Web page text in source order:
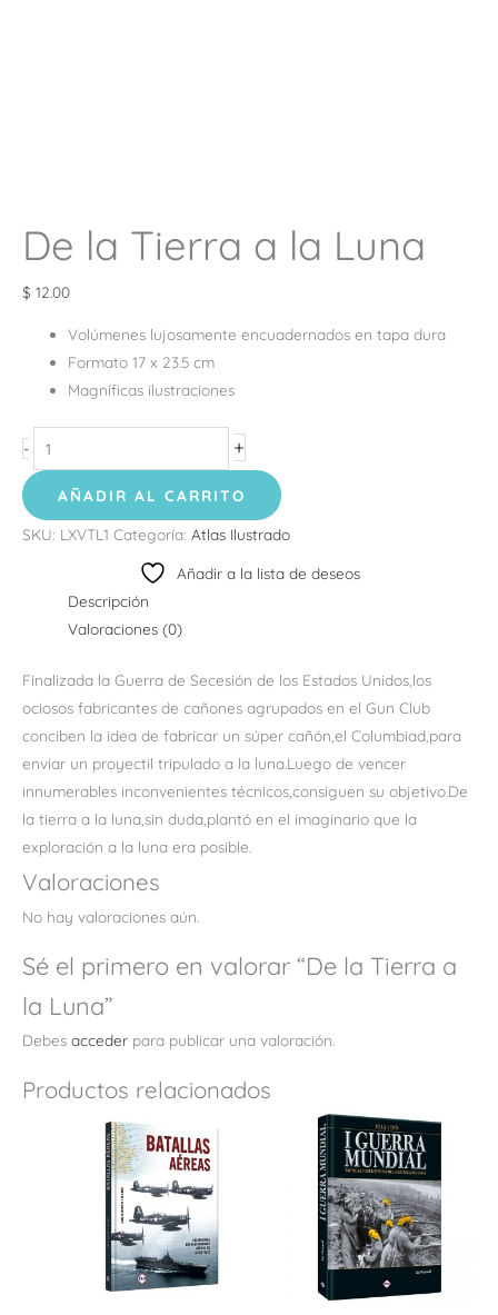
De la Tierra a la Luna
$ 12.00
Volúmenes lujosamente encuadernados en tapa dura
Formato 17 x 23.5 cm
Magníficas ilustraciones
- +
AÑADIR AL CARRITO
SKU: LXVTL1 Categoría: Atlas Ilustrado
Añadir a la lista de deseos
Descripción
Valoraciones (0)
Finalizada la Guerra de Secesión de los Estados Unidos,los
ociosos fabricantes de cañones agrupados en el Gun Club
conciben la idea de fabricar un súper cañón,el Columbiad,para
enviar un proyectil tripulado a la luna.Luego de vencer
innumerables inconvenientes técnicos,consiguen su objetivo.De
la tierra a la luna,sin duda,plantó en el imaginario que la
exploración a la luna era posible.
Valoraciones
No hay valoraciones aún.
Sé el primero en valorar “De la Tierra a
la Luna”
Debes acceder para publicar una valoración.
Productos relacionados